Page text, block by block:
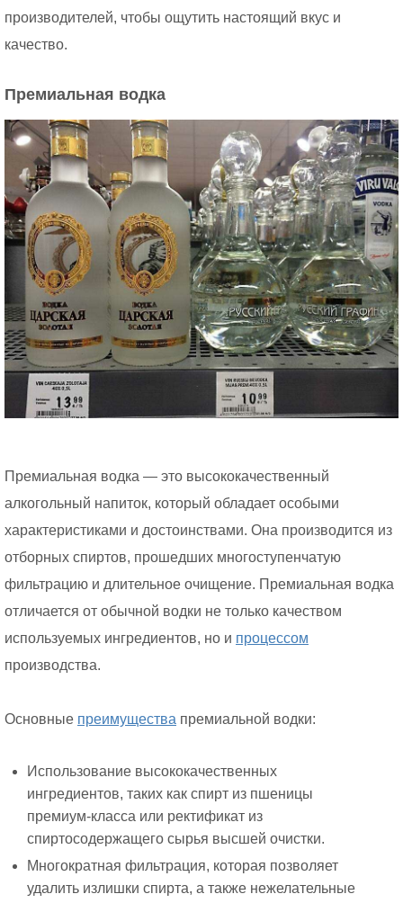
производителей, чтобы ощутить настоящий вкус и
качество.
Премиальная водка
Премиальная водка — это высококачественный
алкогольный напиток, который обладает особыми
характеристиками и достоинствами. Она производится из
отборных спиртов, прошедших многоступенчатую
фильтрацию и длительное очищение. Премиальная водка
отличается от обычной водки не только качеством
используемых ингредиентов, но и процессом
производства.
Основные преимущества премиальной водки:
Использование высококачественных
ингредиентов, таких как спирт из пшеницы
премиум-класса или ректификат из
спиртосодержащего сырья высшей очистки.
Многократная фильтрация, которая позволяет
удалить излишки спирта, а также нежелательные